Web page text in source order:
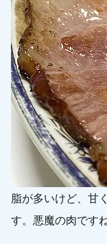
脂が多いけど、甘
す。悪魔の肉です